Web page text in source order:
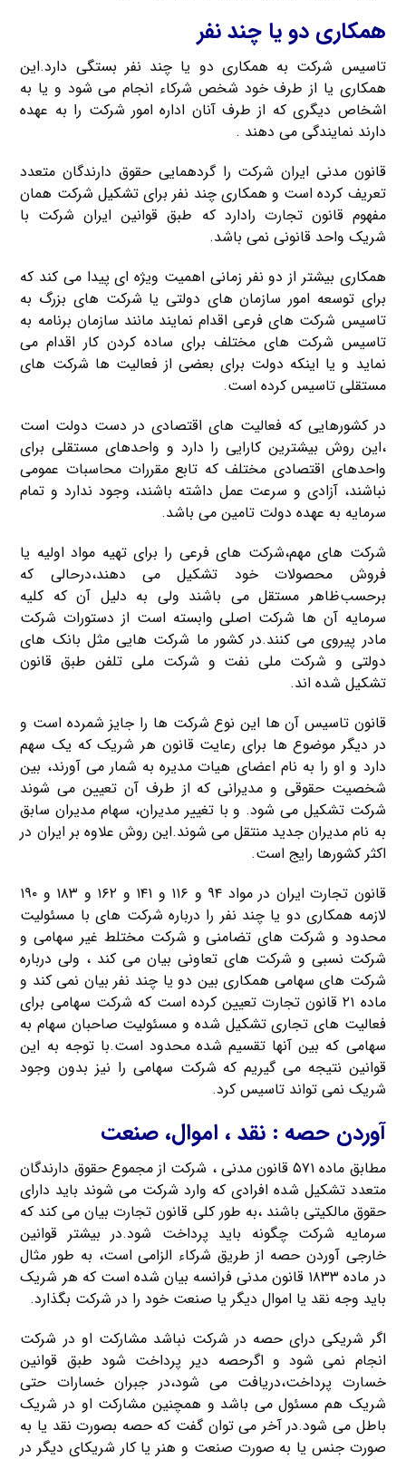
همکاری دو یا چند نفر
تاسیس شرکت به همکاری دو یا چند نفر بستگی دارد.این
همکاری یا از طرف خود شخص شرکاء انجام می شود و یا به
اشخاص دیگری که از طرف آنان اداره امور شرکت را به عهده
دارند نمایندگی می دهند .
قانون مدنی ایران شرکت را گردهمایی حقوق دارندگان متعدد
تعریف کرده است و همکاری چند نفر برای تشکیل شرکت همان
مفهوم قانون تجارت رادارد که طبق قوانین ایران شرکت با
شریک واحد قانونی نمی باشد.
همکاری بیشتر از دو نفر زمانی اهمیت ویژه ای پیدا می کند که
برای توسعه امور سازمان های دولتی یا شرکت های بزرگ به
تاسیس شرکت های فرعی اقدام نمایند مانند سازمان برنامه به
تاسیس شرکت های مختلف برای ساده کردن کار اقدام می
نماید و یا اینکه دولت برای بعضی از فعالیت ها شرکت های
مستقلی تاسیس کرده است.
در کشورهایی که فعالیت های اقتصادی در دست دولت است
،این روش بیشترین کارایی را دارد و واحدهای مستقلی برای
واحدهای اقتصادی مختلف که تابع مقررات محاسبات عمومی
نباشند، آزادی و سرعت عمل داشته باشند، وجود ندارد و تمام
سرمایه به عهده دولت تامین می باشد.
شرکت های مهم،شرکت های فرعی را برای تهیه مواد اولیه یا
فروش محصولات خود تشکیل می دهند،درحالی که
برحسب‌ظاهر مستقل می باشند ولی به دلیل آن که کلیه
سرمایه آن ها شرکت اصلی وابسته است از دستورات شرکت
مادر پیروی می کنند.در کشور ما شرکت هایی مثل بانک های
دولتی و شرکت ملی نفت و شرکت ملی تلفن طبق قانون
تشکیل شده اند.
قانون تاسیس آن ها این نوع شرکت ها را جایز شمرده است و
در دیگر موضوع ها برای رعایت قانون هر شریک که یک سهم
دارد و او را به نام اعضای هیات مدیره به شمار می آورند، بین
شخصیت حقوقی و مدیرانی که از طرف آن تعیین می شوند
شرکت تشکیل می شود. و با تغییر مدیران، سهام مدیران سابق
به نام مدیران جدید منتقل می شوند.این روش علاوه بر ایران در
اکثر کشورها رایج است.
قانون تجارت ایران در مواد ۹۴ و ۱۱۶ و ۱۴۱ و ۱۶۲ و ۱۸۳ و ۱۹۰
لازمه همکاری دو یا چند نفر را درباره شرکت های با مسئولیت
محدود و شرکت های تضامنی و شرکت مختلط غیر سهامی و
شرکت نسبی و شرکت های تعاونی بیان می کند ، ولی درباره
شرکت های سهامی همکاری بین دو یا چند نفر بیان نمی کند و
ماده ۲۱ قانون تجارت تعیین کرده است که شرکت سهامی برای
فعالیت های تجاری تشکیل شده و مسئولیت صاحبان سهام به
سهامی که بین آنها تقسیم شده محدود است.با توجه به این
قوانین نتیجه می گیریم که شرکت سهامی را نیز بدون وجود
شریک نمی تواند تاسیس کرد.
آوردن حصه : نقد ، اموال، صنعت
مطابق ماده ۵۷۱ قانون مدنی ، شرکت از مجموع حقوق دارندگان
متعدد تشکیل شده افرادی که وارد شرکت می شوند باید دارای
حقوق مالکیتی باشند ،به طور کلی قانون تجارت بیان می کند که
سرمایه شرکت چگونه باید پرداخت شود.در بیشتر قوانین
خارجی آوردن حصه از طریق شرکاء الزامی است، به طور مثال
در ماده ۱۸۳۳ قانون مدنی فرانسه بیان شده است که هر شریک
باید وجه نقد یا اموال دیگر یا صنعت خود را در شرکت بگذارد.
اگر شریکی درای حصه در شرکت نباشد مشارکت او در شرکت
انجام نمی شود و اگرحصه دیر پرداخت شود طبق قوانین
خسارت پرداخت،دریافت می شود،در جبران خسارات حتی
شریک هم مسئول می باشد و همچنین مشارکت او در شریک
باطل می شود.در آخر می توان گفت که حصه بصورت نقد یا به
صورت جنس یا به صورت صنعت و هنر یا کار شریکای دیگر در